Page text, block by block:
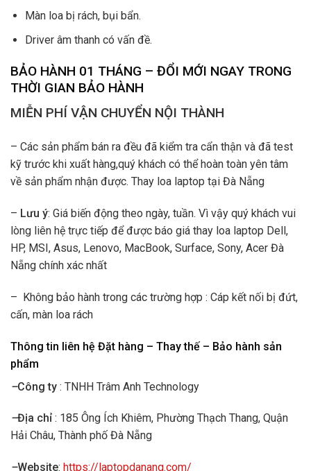
Màn loa bị rách, bụi bẩn.
Driver âm thanh có vấn đề.
BẢO HÀNH 01 THÁNG – ĐỔI MỚI NGAY TRONG
THỜI GIAN BẢO HÀNH
MIỄN PHÍ VẬN CHUYỂN NỘI THÀNH
– Các sản phẩm bán ra đều đã kiểm tra cẩn thận và đã test
kỹ trước khi xuất hàng,quý khách có thể hoàn toàn yên tâm
về sản phẩm nhận được. Thay loa laptop tại Đà Nẵng
– Lưu ý: Giá biến động theo ngày, tuần. Vì vậy quý khách vui
lòng liên hệ trực tiếp để được báo giá thay loa laptop Dell,
HP, MSI, Asus, Lenovo, MacBook, Surface, Sony, Acer Đà
Nẵng chính xác nhất
– Không bảo hành trong các trường hợp : Cáp kết nối bị đứt,
cấn, màn loa rách
Thông tin liên hệ Đặt hàng – Thay thế – Bảo hành sản
phẩm
–Công ty : TNHH Trâm Anh Technology
–Địa chỉ : 185 Ông Ích Khiêm, Phường Thạch Thang, Quận
Hải Châu, Thành phố Đà Nẵng
–Website: https://laptopdanang.com/